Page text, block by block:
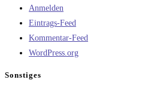
Anmelden
Eintrags-Feed
Kommentar-Feed
WordPress.org
Sonstiges